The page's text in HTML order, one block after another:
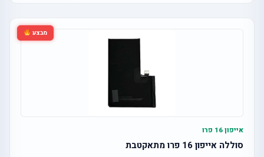
מבצע
אייפון 16 פרו
סוללה אייפון 16 פרו מתאקטבת